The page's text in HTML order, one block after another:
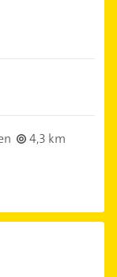
4,3 km